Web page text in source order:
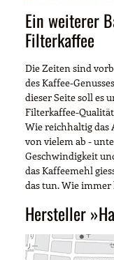
Ein weiterer
Filterkaffee
Die Zeiten sind
des Kaffee-
dieser Seite soll es
Filterkaffee-Qualität
Wie reichhaltig
von vielem ab -
Geschwindigkeit
das Kaffeemehl
das tun. Wie immer
Hersteller